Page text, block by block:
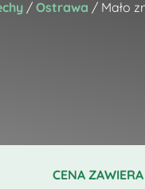
/ Ostrawa / Mało
CENA ZAWIERA